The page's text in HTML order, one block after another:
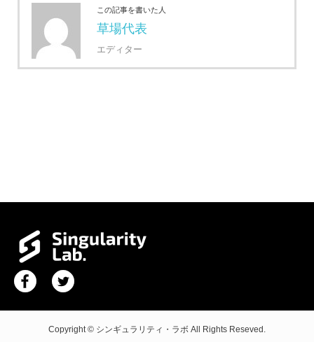
この記事を書いた人
草場代表
エディター
Copyright © シンギュラリティ・ラボ All Rights Reseved.